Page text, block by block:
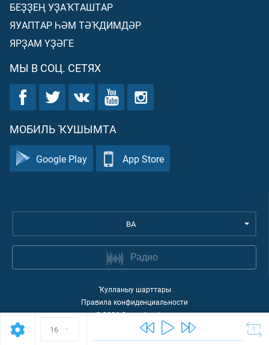
16
БЕҘҘЕҢ УҘАҠТАШТАР
ЯУАПТАР ҺӘМ ТӘҠДИМДӘР
ЯРҘАМ ҮҘӘГЕ
МЫ В СОЦ. СЕТЯХ
МОБИЛЬ ҠУШЫМТА
Google Play App Store
BA
Радио
Ҡулланыу шарттары
Правила конфиденциальности
©2026Quran Academy